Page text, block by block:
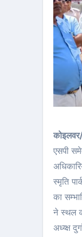
एसपी
स्मृति
का
ने स्थल
अध्य्क्ष